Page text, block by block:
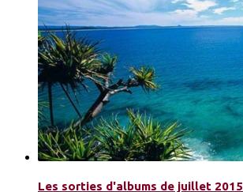
Les sorties d'albums de juillet 2015